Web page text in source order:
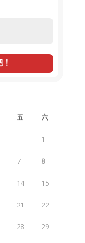
五 六
1
7 8
14 15
21 22
28 29